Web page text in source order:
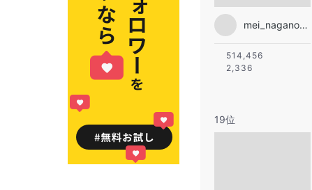
mei_nagano0924official
514,456
2,336
19位